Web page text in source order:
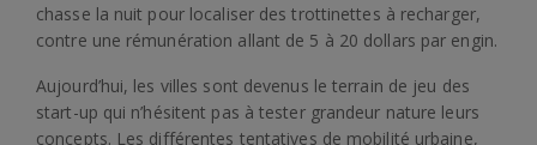
chasse la nuit pour localiser des trottinettes à recharger,
contre une rémunération allant de 5 à 20 dollars par engin.
Aujourd’hui, les villes sont devenus le terrain de jeu des
start-up qui n’hésitent pas à tester grandeur nature leurs
concepts. Les différentes tentatives de mobilité urbaine,